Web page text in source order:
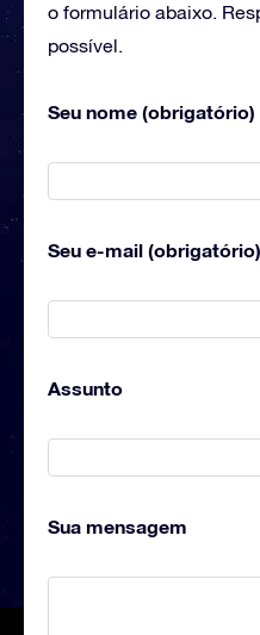
o formulário abaixo.
possível.
Seu nome (obrigatório)
Seu e-mail (obrigatório)
Assunto
Sua mensagem